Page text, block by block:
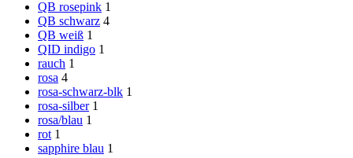
QB rosepink 1
QB schwarz 4
QB weiß 1
QID indigo 1
rauch 1
rosa 4
rosa-schwarz-blk 1
rosa-silber 1
rosa/blau 1
rot 1
sapphire blau 1